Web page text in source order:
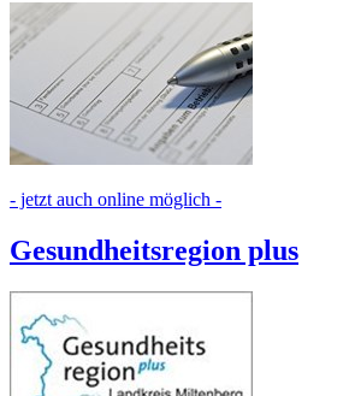
- jetzt auch online möglich -
Gesundheitsregion plus